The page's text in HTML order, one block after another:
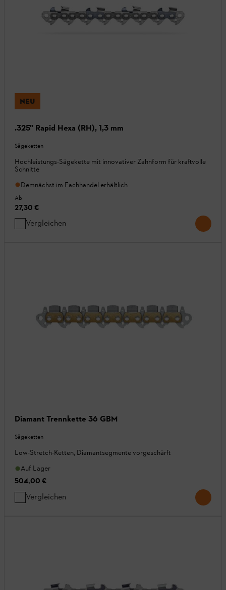
NEU
.325" Rapid Hexa (RH), 1,3 mm
Sägeketten
Hochleistungs-Sägekette mit innovativer Zahnform für kraftvolle
Schnitte
Demnächst im Fachhandel erhältlich
Ab
27,30 €
Vergleichen
Diamant Trennkette 36 GBM
Sägeketten
Low-Stretch-Ketten, Diamantsegmente vorgeschärft
Auf Lager
504,00 €
Vergleichen